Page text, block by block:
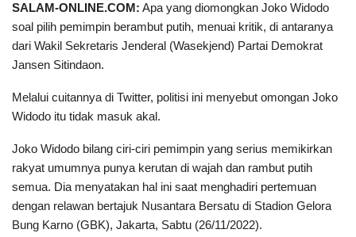
SALAM-ONLINE.COM: Apa yang diomongkan Joko Widodo
soal pilih pemimpin berambut putih, menuai kritik, di antaranya
dari Wakil Sekretaris Jenderal (Wasekjend) Partai Demokrat
Jansen Sitindaon.
Melalui cuitannya di Twitter, politisi ini menyebut omongan Joko
Widodo itu tidak masuk akal.
Joko Widodo bilang ciri-ciri pemimpin yang serius memikirkan
rakyat umumnya punya kerutan di wajah dan rambut putih
semua. Dia menyatakan hal ini saat menghadiri pertemuan
dengan relawan bertajuk Nusantara Bersatu di Stadion Gelora
Bung Karno (GBK), Jakarta, Sabtu (26/11/2022).